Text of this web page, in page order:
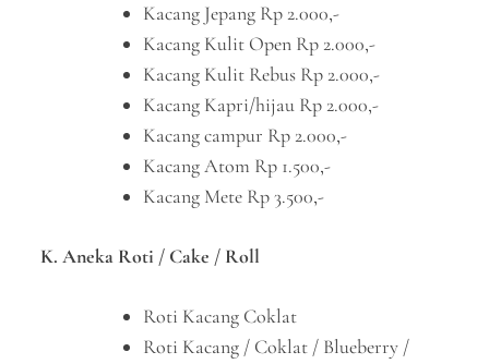
Kacang Jepang Rp 2.000,-
Kacang Kulit Open Rp 2.000,-
Kacang Kulit Rebus Rp 2.000,-
Kacang Kapri/hijau Rp 2.000,-
Kacang campur Rp 2.000,-
Kacang Atom Rp 1.500,-
Kacang Mete Rp 3.500,-
K. Aneka Roti / Cake / Roll
Roti Kacang Coklat
Roti Kacang / Coklat / Blueberry /